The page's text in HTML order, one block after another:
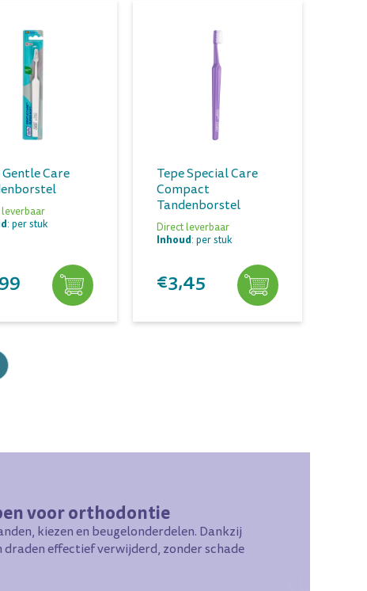
Gentle Care
: per stuk
Tepe Special Care
Compact
Tandenborstel
Direct leverbaar
Inhoud: per stuk
€3,45
voor orthodontie
kiezen en beugelonderdelen. Dankzij
effectief verwijderd, zonder schade